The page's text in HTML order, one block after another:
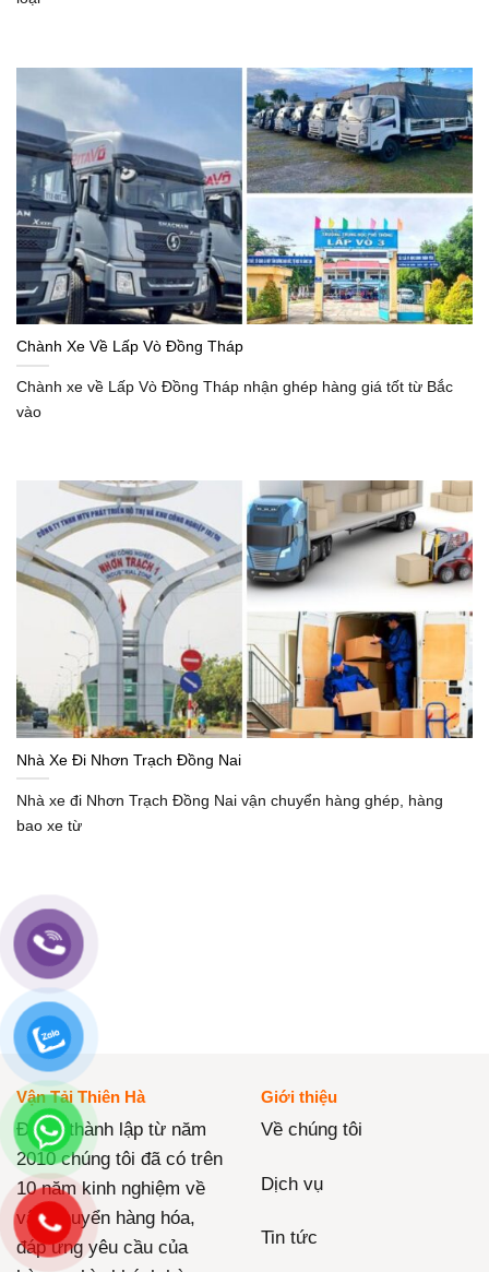
Chành Xe Về Lấp Vò Đồng Tháp
Chành xe về Lấp Vò Đồng Tháp nhận ghép hàng giá tốt từ Bắc
vào
Nhà Xe Đi Nhơn Trạch Đồng Nai
Nhà xe đi Nhơn Trạch Đồng Nai vận chuyển hàng ghép, hàng
bao xe từ
Vận Tải Thiên Hà
Được thành lập từ năm
2010 chúng tôi đã có trên
10 năm kinh nghiệm về
vận chuyển hàng hóa,
đáp ứng yêu cầu của
Giới thiệu
Về chúng tôi
Dịch vụ
Tin tức